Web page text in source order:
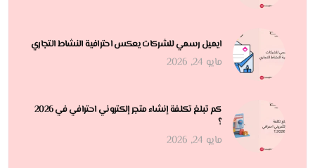
ايميل رسمي للشركات يعكس احترافية النشاط التجاري
مايو 24, 2026
كم تبلغ تكلفة إنشاء متجر إلكتروني احترافي في 2026
؟
مايو 24, 2026